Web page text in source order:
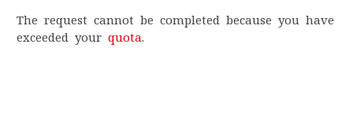
The request cannot be completed because you have
exceeded your quota.